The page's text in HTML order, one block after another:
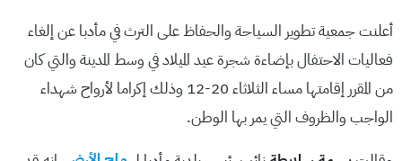
أعلنت جمعية تطوير السياحة والحفاظ على الترث في مأدبا عن إلغاء
فعاليات الاحتفال بإضاءة شجرة عيد الميلاد في وسط المدينة والتي كان
من المقرر إقامتها مساء الثلاثاء 20-12 وذلك إكراما لأرواح شهداء
الواجب والظروف التي يمر بها الوطن.